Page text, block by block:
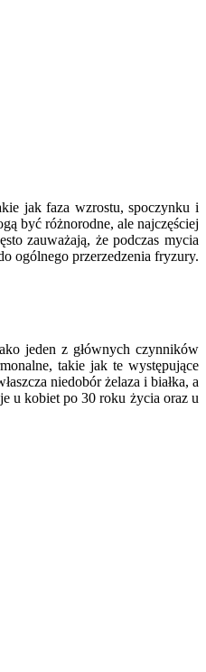
jak faza wzrostu, spoczynku i
być różnorodne, ale najczęściej
zauważają, że podczas mycia
ogólnego przerzedzenia fryzury.
jeden z głównych czynników
takie jak te występujące
niedobór żelaza i białka, a
u kobiet po 30 roku życia oraz u